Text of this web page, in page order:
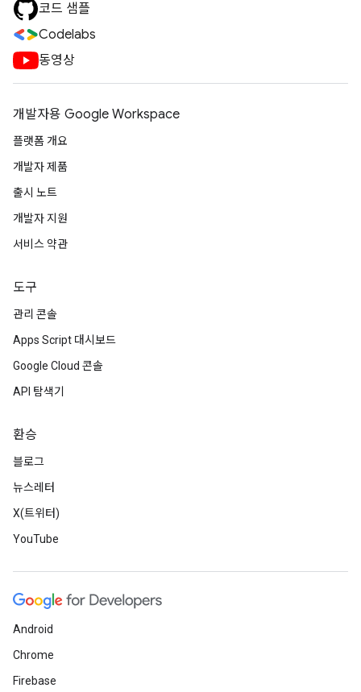
코드 샘플
Codelabs
동영상
개발자용 Google Workspace
플랫폼 개요
개발자 제품
출시 노트
개발자 지원
서비스 약관
도구
관리 콘솔
Apps Script 대시보드
Google Cloud 콘솔
API 탐색기
환승
블로그
뉴스레터
X(트위터)
YouTube
Android
Chrome
Firebase